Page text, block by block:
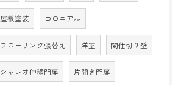
屋根塗装 コロニアル
フローリング張替え 洋室 間仕切り壁
シャレオ伸縮門扉 片開き門扉